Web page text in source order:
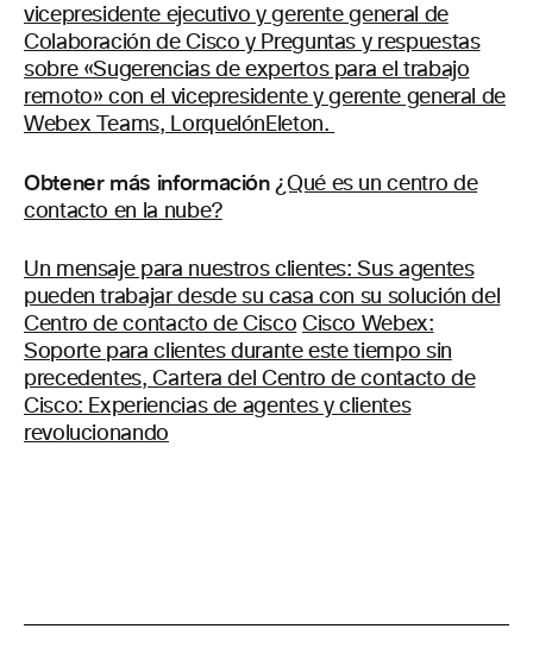
vicepresidente ejecutivo y gerente general de
Colaboración de Cisco y Preguntas y respuestas
sobre «Sugerencias de expertos para el trabajo
remoto» con el vicepresidente y gerente general de
Webex Teams, LorquelónEleton.
Obtener más información ¿Qué es un centro de
contacto en la nube?
Un mensaje para nuestros clientes: Sus agentes
pueden trabajar desde su casa con su solución del
Centro de contacto de Cisco Cisco Webex:
Soporte para clientes durante este tiempo sin
precedentes, Cartera del Centro de contacto de
Cisco: Experiencias de agentes y clientes
revolucionando